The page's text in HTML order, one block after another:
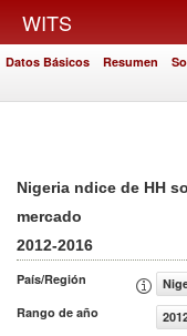
WITS
Datos Básicos Resumen
Nigeria ndice de HH
mercado
2012-2016
País/Región
Rango de año